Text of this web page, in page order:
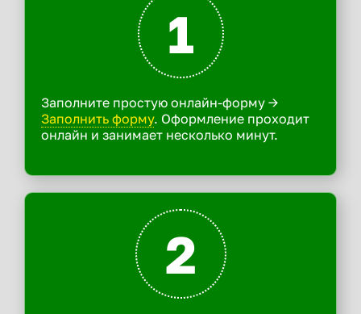
1
Заполните простую онлайн-форму ->
Заполнить форму. Оформление проходит
онлайн и занимает несколько минут.
2